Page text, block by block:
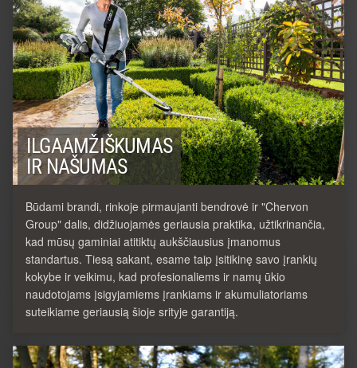
ILGAAMŽIŠKUMAS
IR NAŠUMAS
Būdami brandi, rinkoje pirmaujanti bendrovė ir "Chervon
Group" dalis, didžiuojamės geriausia praktika, užtikrinančia,
kad mūsų gaminiai atitiktų aukščiausius įmanomus
standartus. Tiesą sakant, esame taip įsitikinę savo įrankių
kokybe ir veikimu, kad profesionaliems ir namų ūkio
naudotojams įsigyjamiems įrankiams ir akumuliatoriams
suteikiame geriausią šioje srityje garantiją.